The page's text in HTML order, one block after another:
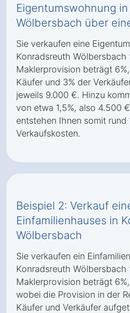
Eigentumswohnung
Wölbersbach über
Sie verkaufen eine
Konradsreuth
Maklerprovision beträgt
Käufer und 3% der
jeweils 9.000 €. Hinzu
von etwa 1,5%, also 4.500
entstehen Ihnen somit rund
Verkaufskosten.
Beispiel 2: Verkauf
Einfamilienhauses in
Wölbersbach
Sie verkaufen ein
Konradsreuth
Maklerprovision beträgt
wobei die Provision in der
Käufer und Verkäufer